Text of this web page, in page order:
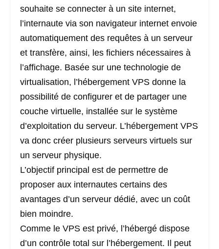
souhaite se connecter à un site internet,
l’internaute via son navigateur internet envoie
automatiquement des requêtes à un serveur
et transfère, ainsi, les fichiers nécessaires à
l’affichage. Basée sur une technologie de
virtualisation, l’hébergement VPS donne la
possibilité de configurer et de partager une
couche virtuelle, installée sur le système
d’exploitation du serveur. L’hébergement VPS
va donc créer plusieurs serveurs virtuels sur
un serveur physique.
L’objectif principal est de permettre de
proposer aux internautes certains des
avantages d’un serveur dédié, avec un coût
bien moindre.
Comme le VPS est privé, l’hébergé dispose
d’un contrôle total sur l’hébergement. Il peut